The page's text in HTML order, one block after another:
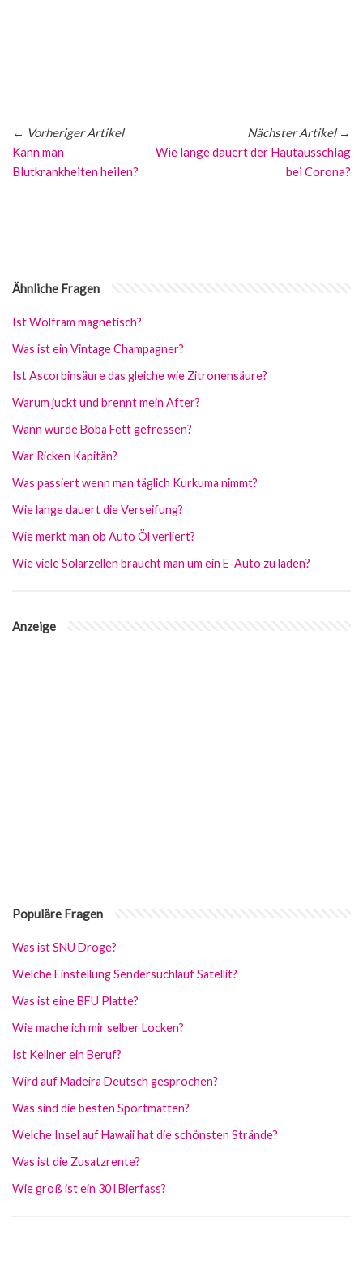
← Vorheriger Artikel
Kann man
Blutkrankheiten heilen?
Nächster Artikel→
Wie lange dauert der Hautausschlag
bei Corona?
Ähnliche Fragen
Ist Wolfram magnetisch?
Was ist ein Vintage Champagner?
Ist Ascorbinsäure das gleiche wie Zitronensäure?
Warum juckt und brennt mein After?
Wann wurde Boba Fett gefressen?
War Ricken Kapitän?
Was passiert wenn man täglich Kurkuma nimmt?
Wie lange dauert die Verseifung?
Wie merkt man ob Auto Öl verliert?
Wie viele Solarzellen braucht man um ein E-Auto zu laden?
Anzeige
Populäre Fragen
Was ist SNU Droge?
Welche Einstellung Sendersuchlauf Satellit?
Was ist eine BFU Platte?
Wie mache ich mir selber Locken?
Ist Kellner ein Beruf?
Wird auf Madeira Deutsch gesprochen?
Was sind die besten Sportmatten?
Welche Insel auf Hawaii hat die schönsten Strände?
Was ist die Zusatzrente?
Wie groß ist ein 30 l Bierfass?